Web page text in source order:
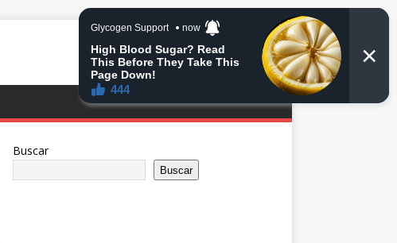
Buscar
Buscar